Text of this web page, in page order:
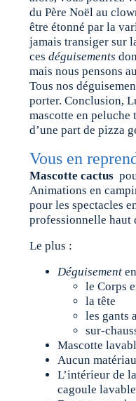
du Père Noël au
être étonné par la
jamais transiger sur
cesdéguisements
mais nous pensons
Tous nos
porter. Conclusion,
mascotte en peluche
d’une part de pizza
Vous en
Mascotte cactus
Animations en
pour les spectacles
professionnelle haut
Le plus :
Déguisement
le Corps
la tête
les gants
sur-
Mascotte
Aucun
L’intérieur de
cagoule